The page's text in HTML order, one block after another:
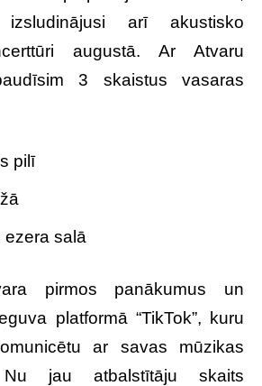
arī akustisko
augustā. Ar Atvaru
3 skaistus vasaras
pilī
ezera salā
pirmos panākumus un
platformā “TikTok”, kuru
ar savas mūzikas
Nu jau atbalstītāju skaits